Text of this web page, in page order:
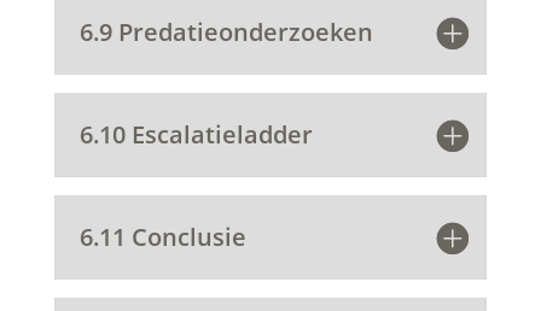
6.9 Predatieonderzoeken
6.10 Escalatieladder
6.11 Conclusie